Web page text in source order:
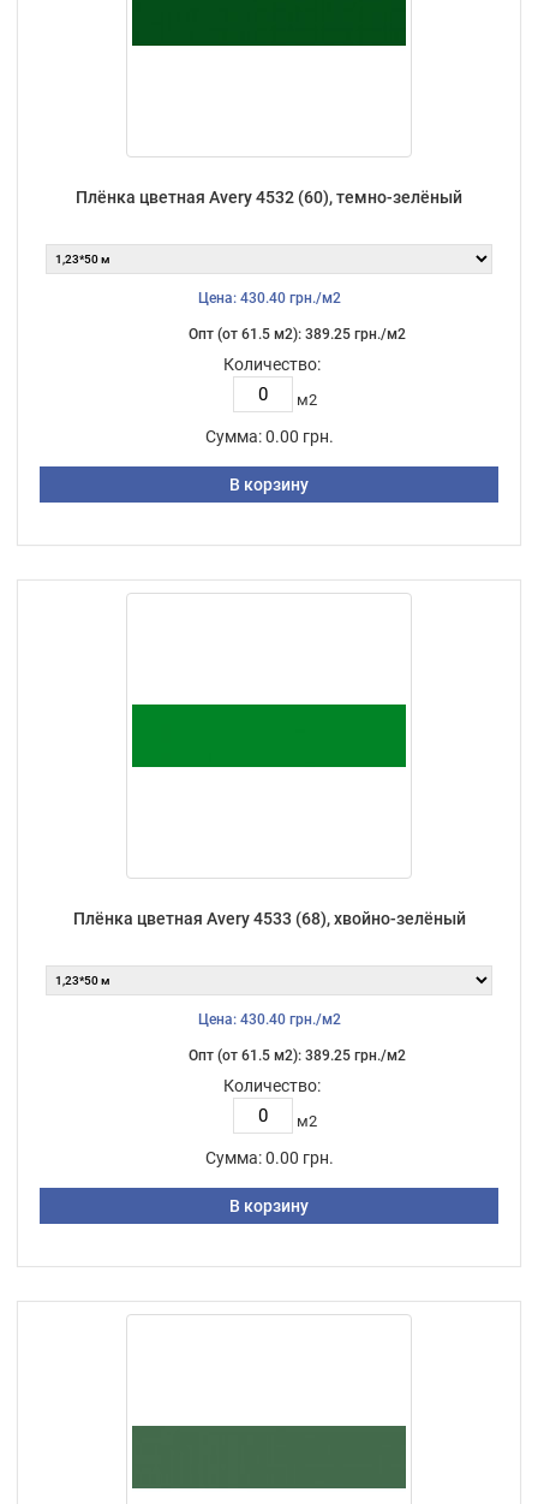
Плёнка цветная Avery 4532 (60), темно-зелёный
Цена: 430.40 грн./м2
Опт (от 61.5 м2): 389.25 грн./м2
Количество:
м2
Сумма: 0.00 грн.
В корзину
Плёнка цветная Avery 4533 (68), хвойно-зелёный
Цена: 430.40 грн./м2
Опт (от 61.5 м2): 389.25 грн./м2
Количество:
м2
Сумма: 0.00 грн.
В корзину